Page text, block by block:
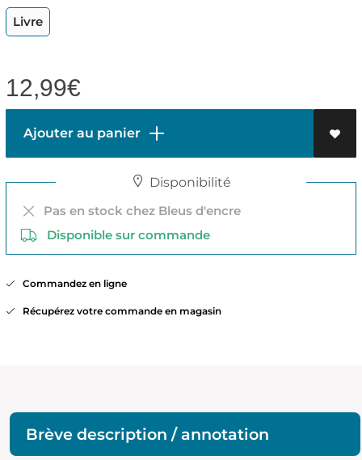
Livre
12,99€
Ajouter au panier
Disponibilité
Pas en stock chez Bleus d'encre
Disponible sur commande
Commandez en ligne
Récupérez votre commande en magasin
Brève description / annotation